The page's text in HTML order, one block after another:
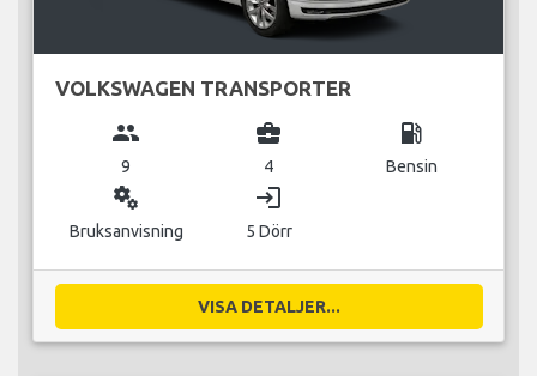
VOLKSWAGEN TRANSPORTER
group
9
business_center
4
local_gas_station
Bensin
miscellaneous_services
Bruksanvisning
login
5 Dörr
VISA DETALJER...